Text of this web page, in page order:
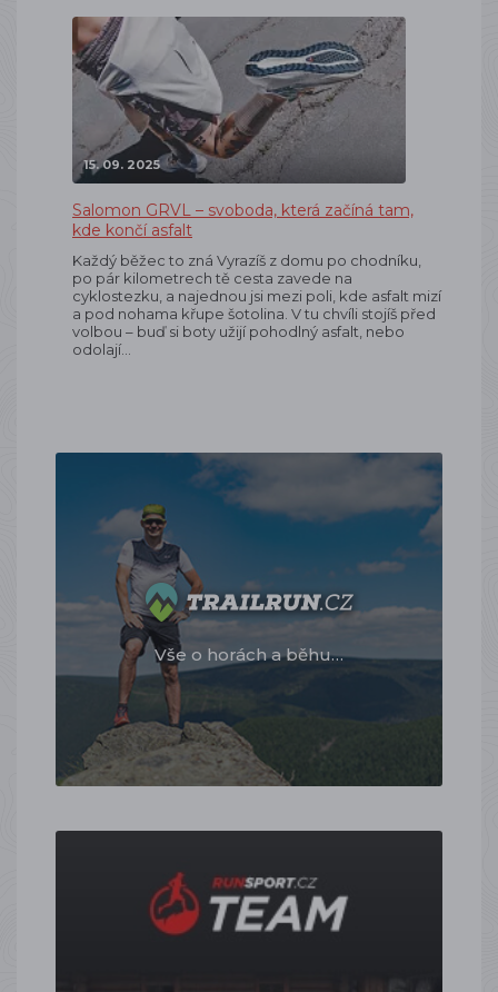
15. 09. 2025
Salomon GRVL – svoboda, která začíná tam,
kde končí asfalt
Každý běžec to zná Vyrazíš z domu po chodníku,
po pár kilometrech tě cesta zavede na
cyklostezku, a najednou jsi mezi poli, kde asfalt mizí
a pod nohama křupe šotolina. V tu chvíli stojíš před
volbou – buď si boty užijí pohodlný asfalt, nebo
odolají…
Vše o horách a běhu…